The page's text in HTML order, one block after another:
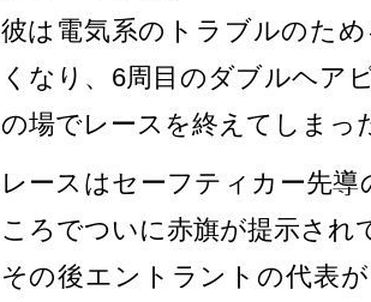
彼は電気系のトラブルのた
くなり、6周目のダブルヘア
の場でレースを終えてしまっ
レースはセーフティカー先
ころでついに赤旗が提示され
その後エントラントの代表